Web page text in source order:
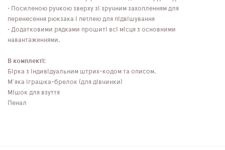
• Посиленою ручкою зверху зі зручним захопленням для
перенесення рюкзака і петлею для підвішування
• Додатковими рядками прошиті всі місця з основними
навантаженнями.
В комплекті:
Бірка з індивідуальним штрих-кодом та описом.
М'яка іграшка-брелок (для дівчинки)
Мішок для взуття
Пенал